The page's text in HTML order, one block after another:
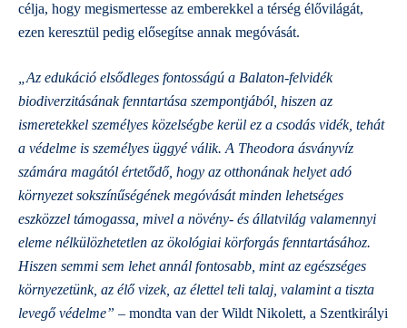
célja, hogy megismertesse az emberekkel a térség élővilágát,
ezen keresztül pedig elősegítse annak megóvását.
„Az edukáció elsődleges fontosságú a Balaton-felvidék
biodiverzitásának fenntartása szempontjából, hiszen az
ismeretekkel személyes közelségbe kerül ez a csodás vidék, tehát
a védelme is személyes üggyé válik. A Theodora ásványvíz
számára magától értetődő, hogy az otthonának helyet adó
környezet sokszínűségének megóvását minden lehetséges
eszközzel támogassa, mivel a növény- és állatvilág valamennyi
eleme nélkülözhetetlen az ökológiai körforgás fenntartásához.
Hiszen semmi sem lehet annál fontosabb, mint az egészséges
környezetünk, az élő vizek, az élettel teli talaj, valamint a tiszta
levegő védelme” – mondta van der Wildt Nikolett, a Szentkirályi